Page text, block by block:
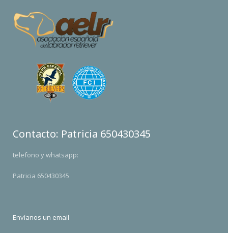
Contacto: Patricia 650430345
telefono y whatsapp:
Patricia 650430345
Envíanos un email